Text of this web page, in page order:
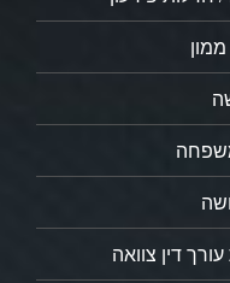
משפחה
דין צוואה